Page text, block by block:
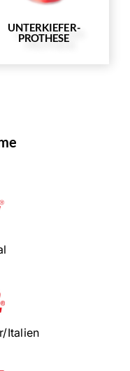
UNTERKIEFER-
PROTHESE
Italien